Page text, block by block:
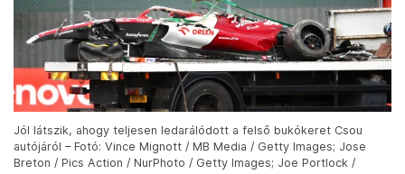
Jól látszik, ahogy teljesen ledarálódott a felső bukókeret Csou
autójáról – Fotó: Vince Mignott / MB Media / Getty Images; Jose
Breton / Pics Action / NurPhoto / Getty Images; Joe Portlock /